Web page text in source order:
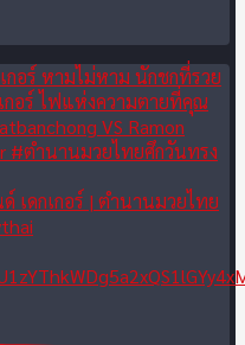
เดกเกอร์ | ตำนานมวยไทย